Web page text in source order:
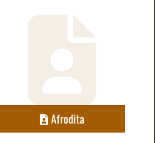
Afrodita